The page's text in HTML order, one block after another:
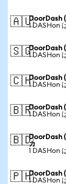
🇦🇺DoorDash
1 DASHon
🇸🇬DoorDash
1 DASHon
🇨🇭DoorDash
1 DASHon
🇧🇷DoorDash
1 DASHon
🇧🇩DoorDash
カ
1 DASHon
🇵🇭DoorDash
1 DASHon